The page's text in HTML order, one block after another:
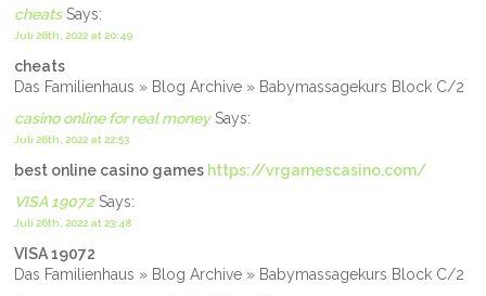
cheatsSays:
Juli 26th, 2022 at 20:49
cheats
Das Familienhaus » Blog Archive » Babymassagekurs Block C/2
casino online for real moneySays:
Juli 26th, 2022 at 22:53
best online casino games https://vrgamescasino.com/
VISA 19072Says:
Juli 26th, 2022 at 23:48
VISA 19072
Das Familienhaus » Blog Archive » Babymassagekurs Block C/2